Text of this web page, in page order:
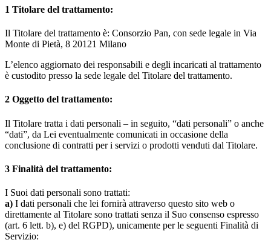
1 Titolare del trattamento:
Il Titolare del trattamento è: Consorzio Pan, con sede legale in Via
Monte di Pietà, 8 20121 Milano
L’elenco aggiornato dei responsabili e degli incaricati al trattamento
è custodito presso la sede legale del Titolare del trattamento.
2 Oggetto del trattamento:
Il Titolare tratta i dati personali – in seguito, “dati personali” o anche
“dati”, da Lei eventualmente comunicati in occasione della
conclusione di contratti per i servizi o prodotti venduti dal Titolare.
3 Finalità del trattamento:
I Suoi dati personali sono trattati:
a) I dati personali che lei fornirà attraverso questo sito web o
direttamente al Titolare sono trattati senza il Suo consenso espresso
(art. 6 lett. b), e) del RGPD), unicamente per le seguenti Finalità di
Servizio: